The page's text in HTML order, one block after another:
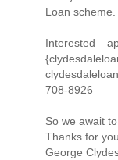
Loan scheme.
Interested
708-8926
So we await
Thanks for
George